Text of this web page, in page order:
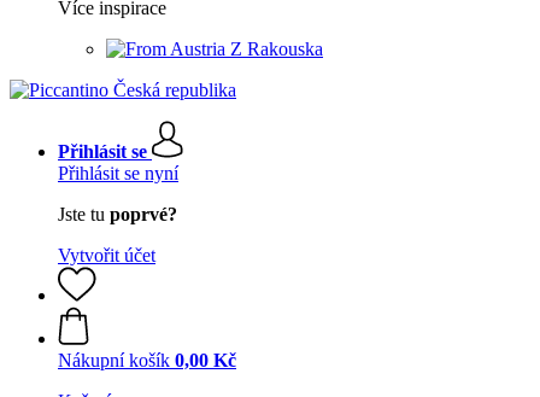
Více inspirace
Z Rakouska
Přihlásit se
Přihlásit se nyní
Jste tu poprvé?
Vytvořit účet
Nákupní košík 0,00 Kč